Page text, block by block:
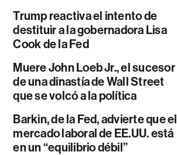
Trump reactiva el intento de
destituir a la gobernadora Lisa
Cook de la Fed
Muere John Loeb Jr., el sucesor
de una dinastía de Wall Street
que se volcó a la política
Barkin, de la Fed, advierte que el
mercado laboral de EE.UU. está
en un “equilibrio débil”